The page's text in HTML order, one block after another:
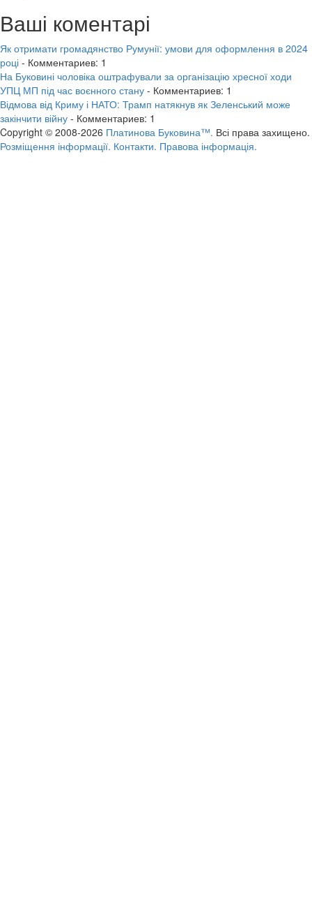
Ваші коментарі
Як отримати громадянство Румунії: умови для оформлення в 2024
році - Комментариев: 1
На Буковині чоловіка оштрафували за організацію хресної ходи
УПЦ МП під час воєнного стану - Комментариев: 1
Відмова від Криму і НАТО: Трамп натякнув як Зеленський може
закінчити війну - Комментариев: 1
Copyright © 2008-2026 Платинова Буковина™. Всі права захищено.
Розміщення інформації. Контакти. Правова інформація.